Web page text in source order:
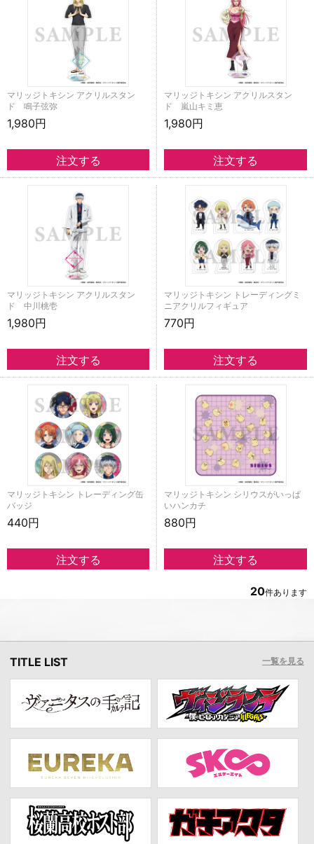
マリッジトキシン アクリルスタン
ド 鳴子弦弥
1,980円
マリッジトキシン アクリルスタン
ド 嵐山キミ恵
1,980円
マリッジトキシン アクリルスタン
ド 中川桃壱
1,980円
マリッジトキシン トレーディングミ
ニアクリルフィギュア
770円
マリッジトキシン トレーディング缶
バッジ
440円
マリッジトキシン シリウスがいっぱ
いハンカチ
880円
20件あります
TITLE LIST 一覧を見る